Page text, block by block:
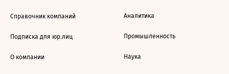
Справочник компаний
Подписка для юр.лиц
О компании
Аналитика
Промышленность
Наука